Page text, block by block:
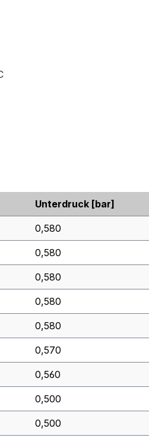
Unterdruck [bar]
0,580
0,580
0,580
0,580
0,580
0,570
0,560
0,500
0,500